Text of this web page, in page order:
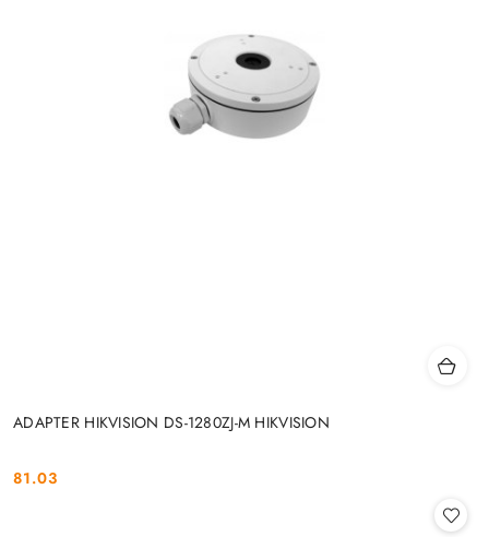
ADAPTER HIKVISION DS-1280ZJ-M HIKVISION
Cena:
81.03